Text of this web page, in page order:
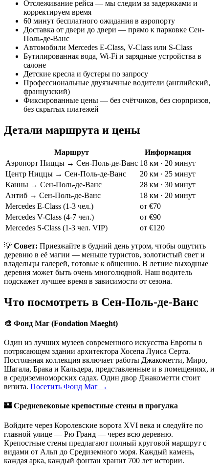
Отслеживание рейса — мы следим за задержками и
корректируем время
60 минут бесплатного ожидания в аэропорту
Доставка от двери до двери — прямо к парковке Сен-
Поль-де-Ванс
Автомобили Mercedes E-Class, V-Class или S-Class
Бутилированная вода, Wi-Fi и зарядные устройства в
салоне
Детские кресла и бустеры по запросу
Профессиональные двуязычные водители (английский,
французский)
Фиксированные цены — без счётчиков, без сюрпризов,
без скрытых платежей
Детали маршрута и цены
Маршрут
Информация
Аэропорт Ниццы → Сен-Поль-де-Ванс 18 км · 20 минут
Центр Ниццы → Сен-Поль-де-Ванс
20 км · 25 минут
Канны → Сен-Поль-де-Ванс
28 км · 30 минут
Антиб → Сен-Поль-де-Ванс
18 км · 20 минут
Mercedes E-Class (1-3 чел.)
от €70
Mercedes V-Class (4-7 чел.)
от €90
Mercedes S-Class (1-3 чел. VIP)
от €120
💡 Совет: Приезжайте в будний день утром, чтобы ощутить
деревню в её магии — меньше туристов, золотистый свет и
владельцы галерей, готовые к общению. В летние выходные
деревня может быть очень многолюдной. Наш водитель
подскажет лучшее время в зависимости от сезона.
Что посмотреть в Сен-Поль-де-Ванс
🎨 Фонд Маг (Fondation Maeght)
Один из лучших музеев современного искусства Европы в
потрясающем здании архитектора Хосепа Луиса Серта.
Постоянная коллекция включает работы Джакометти, Миро,
Шагала, Брака и Кальдера, представленные и в помещениях, и
в средиземноморских садах. Один двор Джакометти стоит
визита. Посетить Фонд Маг →
🏰 Средневековые крепостные стены и прогулка
Войдите через Королевские ворота XVI века и следуйте по
главной улице — Рю Гранд — через всю деревню.
Крепостные стены предлагают полный круговой маршрут с
видами от Альп до Средиземного моря. Каждый камень,
каждая арка, каждый фонтан хранит 700 лет истории.